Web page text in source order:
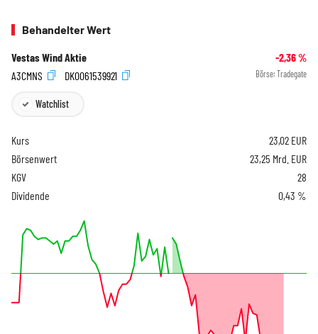
Behandelter Wert
Vestas Wind Aktie -2,36%
A3CMNS
DK0061539921 Börse: Tradegate
Watchlist
Kurs 23,02 EUR
Börsenwert
23,25 Mrd. EUR
KGV
28
Dividende
0,43 %